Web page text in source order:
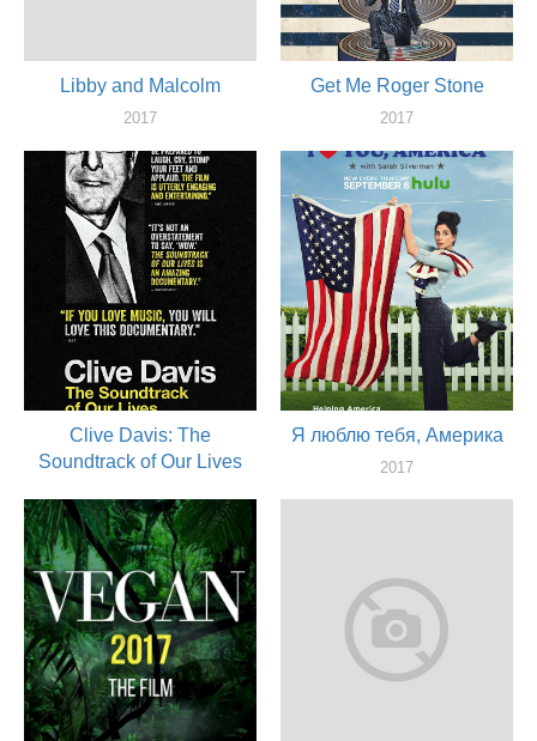
Libby and Malcolm
2017
Get Me Roger Stone
2017
Clive Davis: The
Soundtrack of Our Lives
актер
Я люблю тебя, Америка
2017